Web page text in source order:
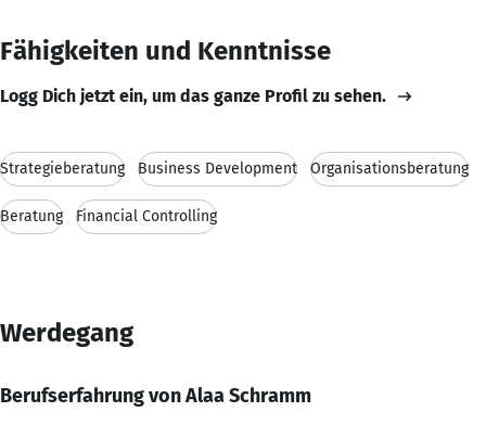
Fähigkeiten und Kenntnisse
Logg Dich jetzt ein, um das ganze Profil zu sehen.
Strategieberatung Business Development Organisationsberatung
Beratung Financial Controlling
Werdegang
Berufserfahrung von Alaa Schramm